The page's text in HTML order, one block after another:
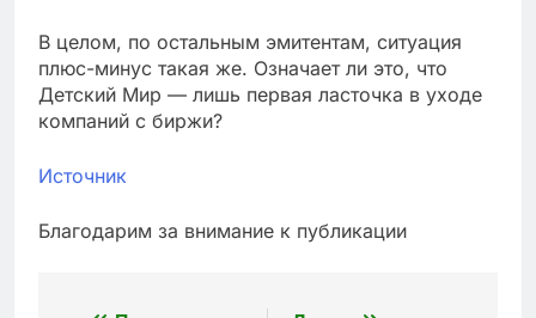
В целом, по остальным эмитентам, ситуация
плюс-минус такая же. Означает ли это, что
Детский Мир — лишь первая ласточка в уходе
компаний с биржи?
Источник
Благодарим за внимание к публикации